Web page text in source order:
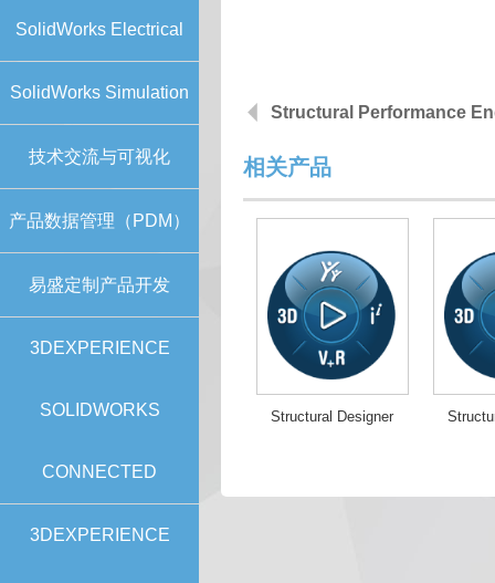
SolidWorks Electrical
SolidWorks Simulation
技术交流与可视化
产品数据管理（PDM）
易盛定制产品开发
3DEXPERIENCE
SOLIDWORKS
CONNECTED
3DEXPERIENCE
Structural Performance
相关产品
Structural Designer